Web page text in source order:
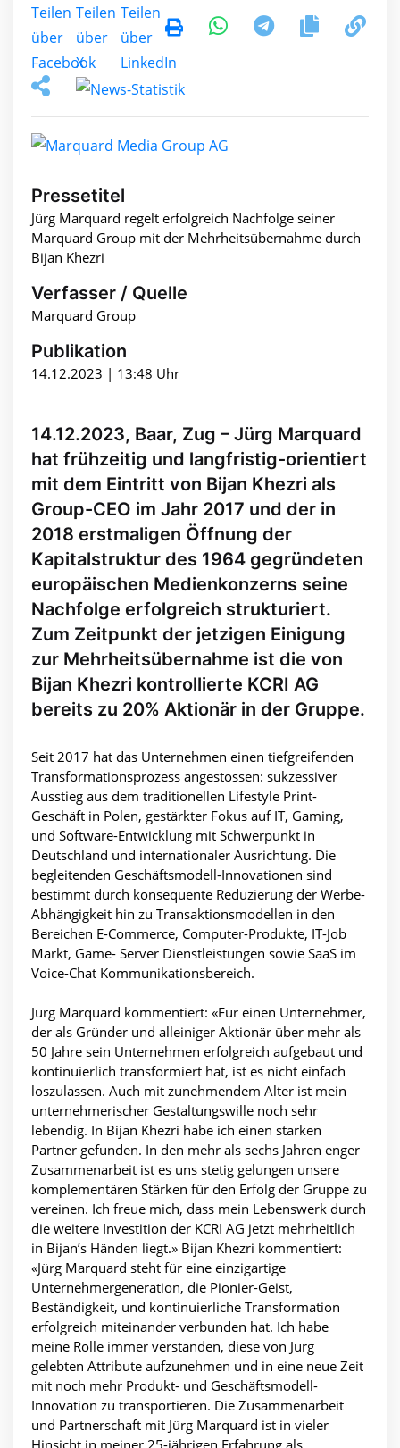
Pressetitel
Jürg Marquard regelt erfolgreich Nachfolge seiner
Marquard Group mit der Mehrheitsübernahme durch
Bijan Khezri
Verfasser / Quelle
Marquard Group
Publikation
14.12.2023 | 13:48 Uhr
14.12.2023, Baar, Zug – Jürg Marquard
hat frühzeitig und langfristig-orientiert
mit dem Eintritt von Bijan Khezri als
Group-CEO im Jahr 2017 und der in
2018 erstmaligen Öffnung der
Kapitalstruktur des 1964 gegründeten
europäischen Medienkonzerns seine
Nachfolge erfolgreich strukturiert.
Zum Zeitpunkt der jetzigen Einigung
zur Mehrheitsübernahme ist die von
Bijan Khezri kontrollierte KCRI AG
bereits zu 20% Aktionär in der Gruppe.
Seit 2017 hat das Unternehmen einen tiefgreifenden
Transformationsprozess angestossen: sukzessiver
Ausstieg aus dem traditionellen Lifestyle Print-
Geschäft in Polen, gestärkter Fokus auf IT, Gaming,
und Software-Entwicklung mit Schwerpunkt in
Deutschland und internationaler Ausrichtung. Die
begleitenden Geschäftsmodell-Innovationen sind
bestimmt durch konsequente Reduzierung der Werbe-
Abhängigkeit hin zu Transaktionsmodellen in den
Bereichen E-Commerce, Computer-Produkte, IT-Job
Markt, Game- Server Dienstleistungen sowie SaaS im
Voice-Chat Kommunikationsbereich.
Jürg Marquard kommentiert: «Für einen Unternehmer,
der als Gründer und alleiniger Aktionär über mehr als
50 Jahre sein Unternehmen erfolgreich aufgebaut und
kontinuierlich transformiert hat, ist es nicht einfach
loszulassen. Auch mit zunehmendem Alter ist mein
unternehmerischer Gestaltungswille noch sehr
lebendig. In Bijan Khezri habe ich einen starken
Partner gefunden. In den mehr als sechs Jahren enger
Zusammenarbeit ist es uns stetig gelungen unsere
komplementären Stärken für den Erfolg der Gruppe zu
vereinen. Ich freue mich, dass mein Lebenswerk durch
die weitere Investition der KCRI AG jetzt mehrheitlich
in Bijan’s Händen liegt.» Bijan Khezri kommentiert:
«Jürg Marquard steht für eine einzigartige
Unternehmergeneration, die Pionier-Geist,
Beständigkeit, und kontinuierliche Transformation
erfolgreich miteinander verbunden hat. Ich habe
meine Rolle immer verstanden, diese von Jürg
gelebten Attribute aufzunehmen und in eine neue Zeit
mit noch mehr Produkt- und Geschäftsmodell-
Innovation zu transportieren. Die Zusammenarbeit
und Partnerschaft mit Jürg Marquard ist in vieler